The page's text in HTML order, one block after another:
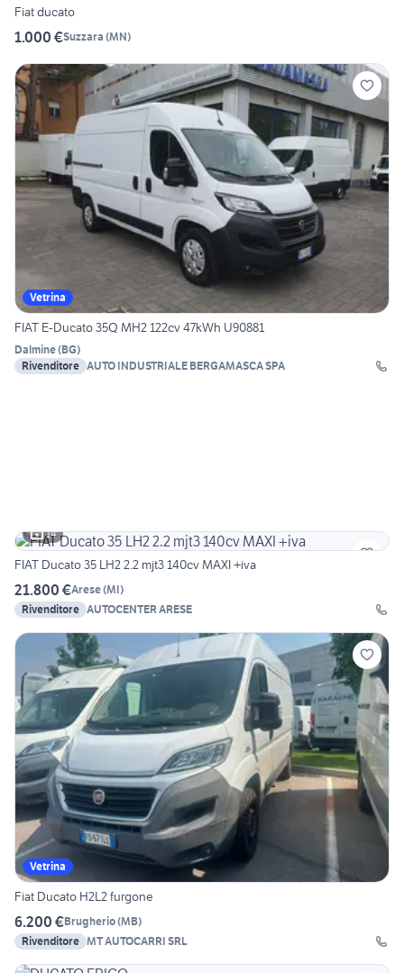
Fiat ducato
1.000 €Suzzara (MN)
Vetrina
FIAT E-Ducato 35Q MH2 122cv 47kWh U90881
Dalmine(BG)
Rivenditore AUTO INDUSTRIALE BERGAMASCA SPA
14
FIAT Ducato 35 LH2 2.2 mjt3 140cv MAXI +iva
21.800 €Arese(MI)
Rivenditore AUTOCENTER ARESE
Vetrina
Fiat Ducato H2L2 furgone
6.200 €Brugherio(MB)
Rivenditore MT AUTOCARRI SRL